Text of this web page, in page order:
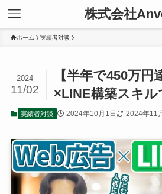
株式会社
ホーム 実績者対談
【半年で450万
×LINE構築スキ
2024
11/02
実績者対談 2024年10月1日 2024年11